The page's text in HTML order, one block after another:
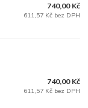
740,00 Kč
611,57 Kč bez DPH
740,00 Kč
611,57 Kč bez DPH